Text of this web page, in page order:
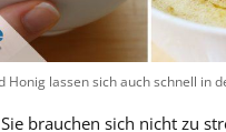
Honig lassen sich auch schnell in
brauchen sich nicht zu